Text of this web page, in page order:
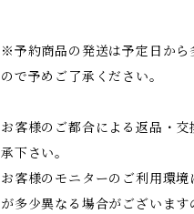
※予約商品の発送は予定日か
ので予めご了承ください。
お客様のご都合による返品・
承下さい。
お客様のモニターのご利用環
が多少異なる場合がございま